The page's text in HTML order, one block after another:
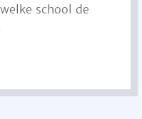
school de